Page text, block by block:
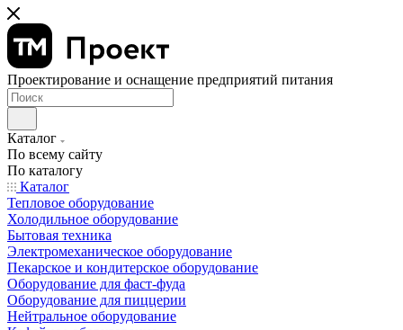
Проектирование и оснащение предприятий питания
Каталог
По всему сайту
По каталогу
Каталог
Тепловое оборудование
Холодильное оборудование
Бытовая техника
Электромеханическое оборудование
Пекарское и кондитерское оборудование
Оборудование для фаст-фуда
Оборудование для пиццерии
Нейтральное оборудование